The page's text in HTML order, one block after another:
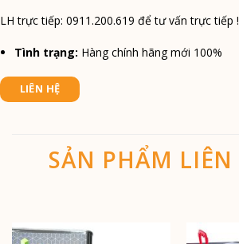
LH trực tiếp: 0911.200.619 để tư vấn trực tiếp !
Tình trạng: Hàng chính hãng mới 100%
LIÊN HỆ